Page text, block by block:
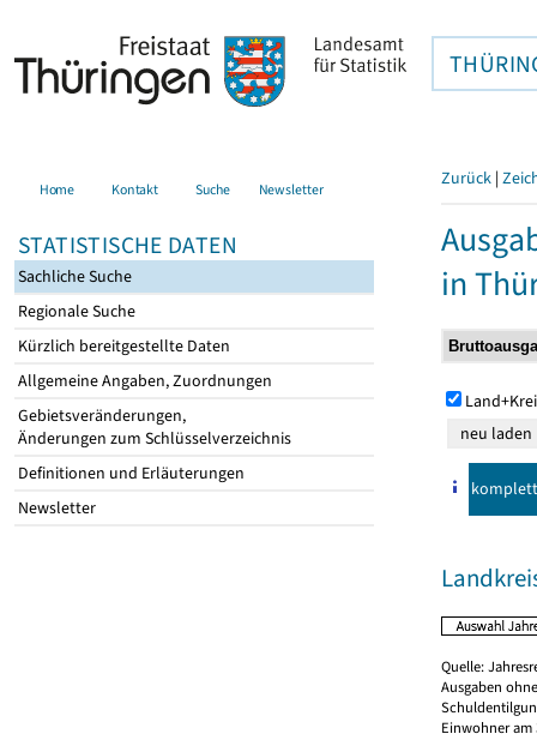
Home Kontakt Suche Newsletter
STATISTISCHE DATEN
Sachliche Suche
Regionale Suche
Kürzlich bereitgestellte Daten
Allgemeine Angaben, Zuordnungen
Gebietsveränderungen,
Änderungen zum Schlüsselverzeichnis
Definitionen und Erläuterungen
Newsletter
Zurück |
in
komplett
Quelle:
Ausgaben
Einwohner am